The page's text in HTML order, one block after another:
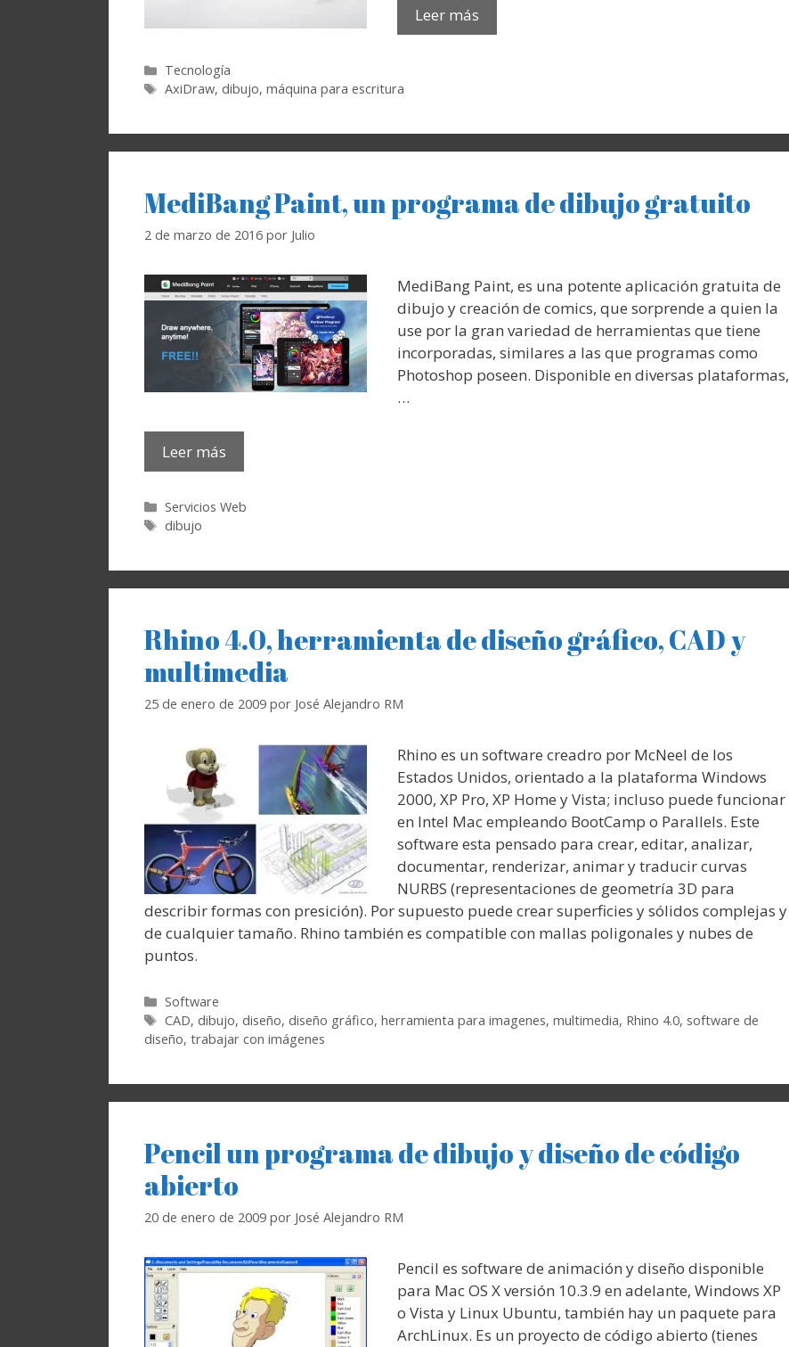
Leer más
Categorías
Tecnología
Etiquetas
AxiDraw,dibujo,máquina para escritura
MediBang Paint, un programa de dibujo gratuito
2 de marzo de 2016 por Julio
MediBang Paint, es una potente aplicación gratuita de
dibujo y creación de comics, que sorprende a quien la
use por la gran variedad de herramientas que tiene
incorporadas, similares a las que programas como
Photoshop poseen. Disponible en diversas plataformas,
…
Leer más
Categorías
Servicios Web
Etiquetas
dibujo
Rhino 4.0, herramienta de diseño gráfico, CAD y
multimedia
25 de enero de 2009 por José Alejandro RM
Rhino es un software creadro por McNeel de los
Estados Unidos, orientado a la plataforma Windows
2000, XP Pro, XP Home y Vista; incluso puede funcionar
en Intel Mac empleando BootCamp o Parallels. Este
software esta pensado para crear, editar, analizar,
documentar, renderizar, animar y traducir curvas
NURBS (representaciones de geometría 3D para
describir formas con presición). Por supuesto puede crear superficies y sólidos complejas y
de cualquier tamaño. Rhino también es compatible con mallas poligonales y nubes de
puntos.
Categorías
Software
Etiquetas
CAD,dibujo,diseño,diseño gráfico,herramienta para imagenes,multimedia, Rhino 4.0, software de
diseño, trabajar con imágenes
Pencil un programa de dibujo y diseño de código
abierto
20 de enero de 2009 por José Alejandro RM
Pencil es software de animación y diseño disponible
para Mac OS X versión 10.3.9 en adelante, Windows XP
o Vista y Linux Ubuntu, también hay un paquete para
ArchLinux. Es un proyecto de código abierto (tienes